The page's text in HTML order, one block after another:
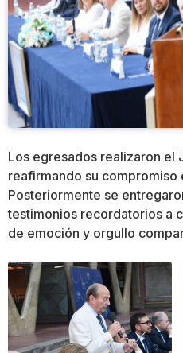
Los egresados realizaron el
reafirmando su compromiso
Posteriormente se
testimonios recordatorios a
de emoción y orgullo